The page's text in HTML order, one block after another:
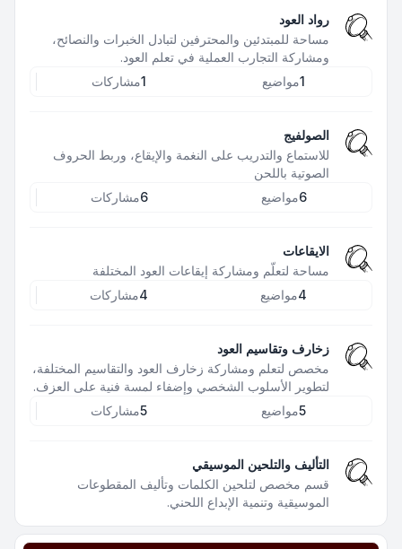
رواد العود
مساحة للمبتدئين والمحترفين لتبادل الخبرات والنصائح،
ومشاركة التجارب العملية في تعلم العود.
1مواضيع 1مشاركات
الصولفيج
للاستماع والتدريب على النغمة والإيقاع، وربط الحروف
الصوتية باللحن
6مواضيع 6مشاركات
الايقاعات
مساحة لتعلّم ومشاركة إيقاعات العود المختلفة
4مواضيع 4مشاركات
زخارف وتقاسيم العود
مخصص لتعلم ومشاركة زخارف العود والتقاسيم المختلفة،
لتطوير الأسلوب الشخصي وإضفاء لمسة فنية على العزف.
5مواضيع 5مشاركات
التأليف والتلحين الموسيقي
قسم مخصص لتلحين الكلمات وتأليف المقطوعات
الموسيقية وتنمية الإبداع اللحني.